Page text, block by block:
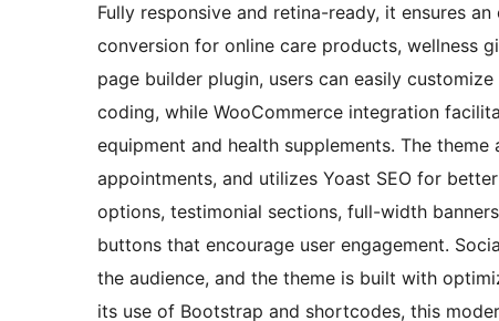
Fully responsive and retina-ready, it ensures
conversion for online care products, wellness
page builder plugin, users can easily
coding, while WooCommerce integration
equipment and health supplements. The
appointments, and utilizes Yoast SEO for
options, testimonial sections, full-width
buttons that encourage user engagement.
the audience, and the theme is built with
its use of Bootstrap and shortcodes, this